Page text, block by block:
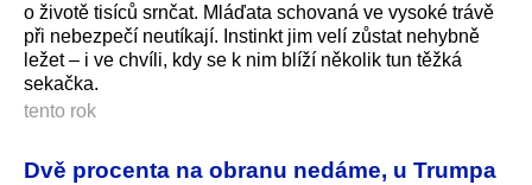
o životě tisíců srnčat. Mláďata schovaná ve vysoké trávě
při nebezpečí neutíkají. Instinkt jim velí zůstat nehybně
ležet – i ve chvíli, kdy se k nim blíží několik tun těžká
sekačka.
tento rok
Dvě procenta na obranu nedáme, u Trumpa